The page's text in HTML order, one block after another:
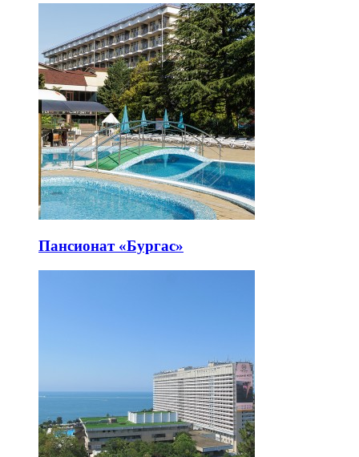
Пансионат «Бургас»